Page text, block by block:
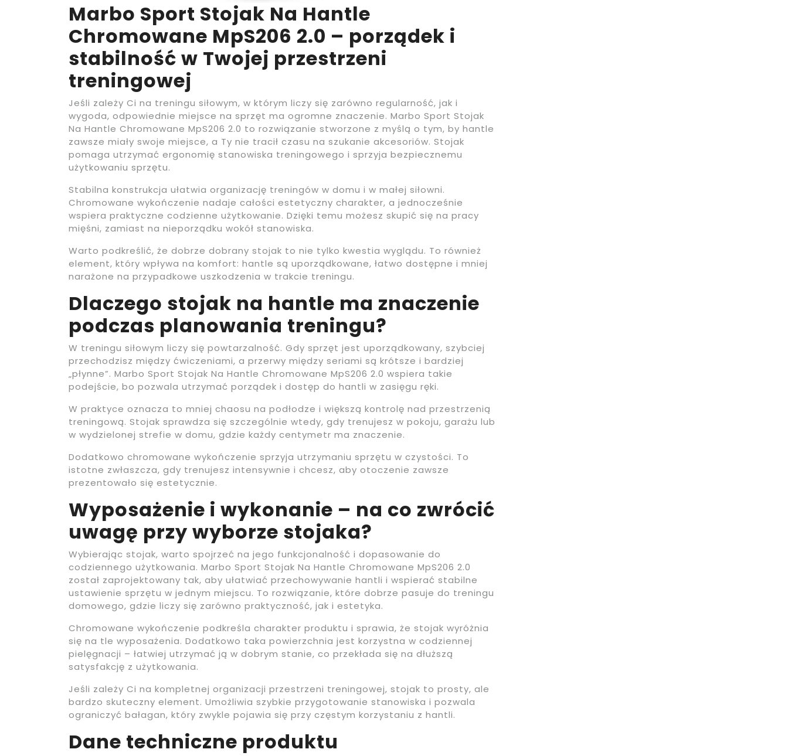
Marbo Sport Stojak Na Hantle
Chromowane MpS206 2.0 – porządek i
stabilność w Twojej przestrzeni
treningowej
Jeśli zależy Ci na treningu siłowym, w którym liczy się zarówno regularność, jak i
wygoda, odpowiednie miejsce na sprzęt ma ogromne znaczenie. Marbo Sport Stojak
Na Hantle Chromowane MpS206 2.0 to rozwiązanie stworzone z myślą o tym, by hantle
zawsze miały swoje miejsce, a Ty nie tracił czasu na szukanie akcesoriów. Stojak
pomaga utrzymać ergonomię stanowiska treningowego i sprzyja bezpiecznemu
użytkowaniu sprzętu.
Stabilna konstrukcja ułatwia organizację treningów w domu i w małej siłowni.
Chromowane wykończenie nadaje całości estetyczny charakter, a jednocześnie
wspiera praktyczne codzienne użytkowanie. Dzięki temu możesz skupić się na pracy
mięśni, zamiast na nieporządku wokół stanowiska.
Warto podkreślić, że dobrze dobrany stojak to nie tylko kwestia wyglądu. To również
element, który wpływa na komfort: hantle są uporządkowane, łatwo dostępne i mniej
narażone na przypadkowe uszkodzenia w trakcie treningu.
Dlaczego stojak na hantle ma znaczenie
podczas planowania treningu?
W treningu siłowym liczy się powtarzalność. Gdy sprzęt jest uporządkowany, szybciej
przechodzisz między ćwiczeniami, a przerwy między seriami są krótsze i bardziej
„płynne”. Marbo Sport Stojak Na Hantle Chromowane MpS206 2.0 wspiera takie
podejście, bo pozwala utrzymać porządek i dostęp do hantli w zasięgu ręki.
W praktyce oznacza to mniej chaosu na podłodze i większą kontrolę nad przestrzenią
treningową. Stojak sprawdza się szczególnie wtedy, gdy trenujesz w pokoju, garażu lub
w wydzielonej strefie w domu, gdzie każdy centymetr ma znaczenie.
Dodatkowo chromowane wykończenie sprzyja utrzymaniu sprzętu w czystości. To
istotne zwłaszcza, gdy trenujesz intensywnie i chcesz, aby otoczenie zawsze
prezentowało się estetycznie.
Wyposażenie i wykonanie – na co zwrócić
uwagę przy wyborze stojaka?
Wybierając stojak, warto spojrzeć na jego funkcjonalność i dopasowanie do
codziennego użytkowania. Marbo Sport Stojak Na Hantle Chromowane MpS206 2.0
został zaprojektowany tak, aby ułatwiać przechowywanie hantli i wspierać stabilne
ustawienie sprzętu w jednym miejscu. To rozwiązanie, które dobrze pasuje do treningu
domowego, gdzie liczy się zarówno praktyczność, jak i estetyka.
Chromowane wykończenie podkreśla charakter produktu i sprawia, że stojak wyróżnia
się na tle wyposażenia. Dodatkowo taka powierzchnia jest korzystna w codziennej
pielęgnacji – łatwiej utrzymać ją w dobrym stanie, co przekłada się na dłuższą
satysfakcję z użytkowania.
Jeśli zależy Ci na kompletnej organizacji przestrzeni treningowej, stojak to prosty, ale
bardzo skuteczny element. Umożliwia szybkie przygotowanie stanowiska i pozwala
ograniczyć bałagan, który zwykle pojawia się przy częstym korzystaniu z hantli.
Dane techniczne produktu